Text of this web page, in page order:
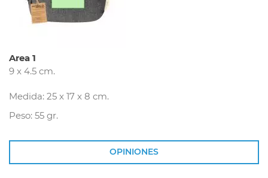
Area 1
9 x 4.5 cm.
Medida: 25 x 17 x 8 cm.
Peso: 55 gr.
OPINIONES